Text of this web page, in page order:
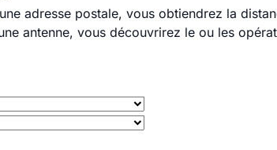
adresse postale, vous obtiendrez la
antenne, vous découvrirez le ou les